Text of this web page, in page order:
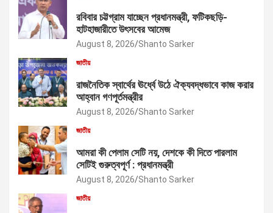
রবিবার চট্টগ্রাম যাচ্ছেন প্রধানমন্ত্রী, ফটিকছড়ি-
হাটহাজারীতে উৎসবের আমেজ
August 8, 2026 Shanto Sarker
জাতীয়
রাজনৈতিক স্বার্থের ঊর্ধ্বে উঠে ঐক্যবদ্ধভাবে কাজ করার
আহ্বান গণপূর্তমন্ত্রীর
August 8, 2026 Shanto Sarker
জাতীয়
আমরা কী পেলাম সেটি নয়, দেশকে কী দিতে পারলাম
সেটিই গুরুত্বপূর্ণ : প্রধানমন্ত্রী
August 8, 2026 Shanto Sarker
জাতীয়